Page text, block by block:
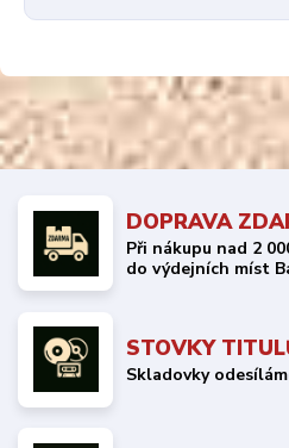
DOPRAVA
Při nákupu nad 2
do výdejních míst
STOVKY
Skladovky